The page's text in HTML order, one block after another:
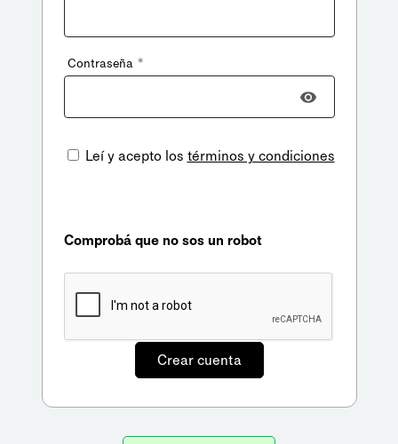
Contraseña *
Leí y acepto los términos y condiciones
Comprobá que no sos un robot